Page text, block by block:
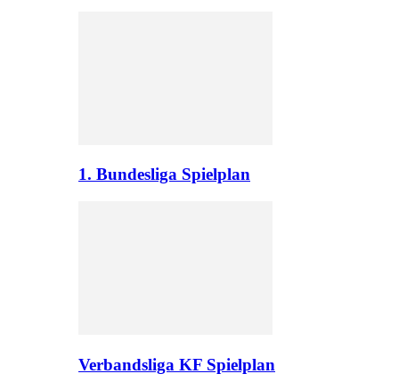
1. Bundesliga Spielplan
Verbandsliga KF Spielplan